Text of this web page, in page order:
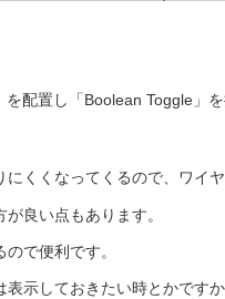
配置し「Boolean Toggle」
くくなってくるので、ワイ
良い点もあります。
で便利です。
示しておきたい時とかですか